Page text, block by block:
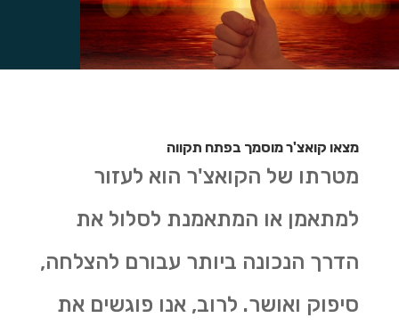
מצאו קואצ'ר מוסמך בפתח תקווה
מטרתו של הקואצ'ר הוא לעזור
למתאמן או המתאמנת לסלול את
הדרך הנכונה ביותר עבורם להצלחה,
סיפוק ואושר. לרוב, אנו פוגשים את